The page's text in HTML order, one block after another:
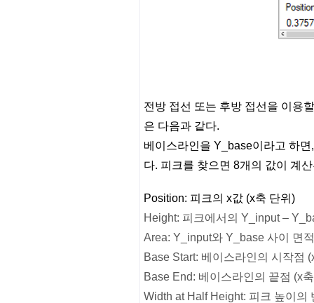
전방 접선 또는 후방 접선을 이용
은 다음과 같다.
베이스라인을 Y_base이라고 하
다. 피크를 찾으면 8개의 값이 계
Position: 피크의 x값 (x축 단위)
Height: 피크에서의 Y_input –
Area: Y_input와 Y_base 사이 면
Base Start: 베이스라인의 시작점
Base End: 베이스라인의 끝점 (x
Width at Half Height: 피크 높이의